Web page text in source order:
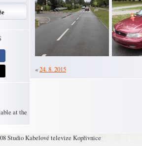
at the
«24. 8. 2015
Studio Kabelové televize Kopřivnice